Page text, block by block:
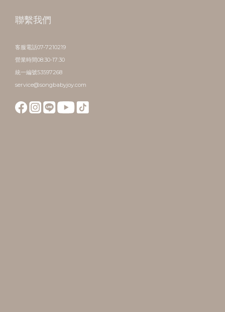
聯繫我們
客服電話07-7210219
營業時間08:30-17:30
統一編號53597268
service@songbabyjoy.com